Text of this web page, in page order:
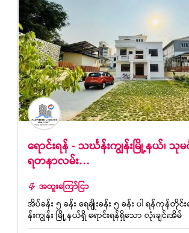
ရောင်းရန် - သင်္ဃန်းကျွန်းမြို့နယ်၊ သုမ
ရတနာလမ်း…
အထူးကြော်ငြာ
အိပ်ခန်း ၅ ခန်း ရေချိုးခန်း ၅ ခန်း ပါ ရန်ကုန်တို
န်းကျွန်း မြို့နယ်ရှိ ရောင်းရန်ရှိသော လုံးချင်းအိမ်